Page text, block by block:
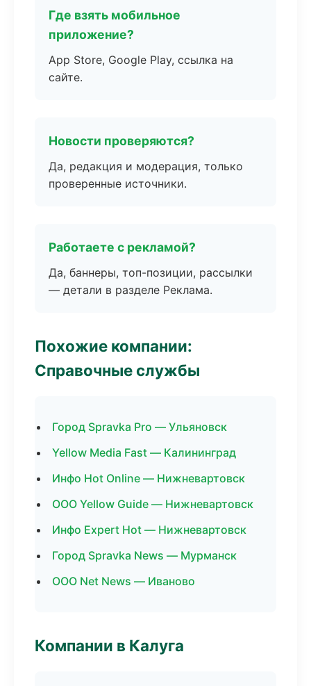
Где взять мобильное
приложение?
App Store, Google Play, ссылка на
сайте.
Новости проверяются?
Да, редакция и модерация, только
проверенные источники.
Работаете с рекламой?
Да, баннеры, топ-позиции, рассылки
— детали в разделе Реклама.
Похожие компании:
Справочные службы
Город Spravka Pro — Ульяновск
Yellow Media Fast — Калининград
Инфо Hot Online — Нижневартовск
ООО Yellow Guide — Нижневартовск
Инфо Expert Hot — Нижневартовск
Город Spravka News — Мурманск
ООО Net News — Иваново
Компании в Калуга